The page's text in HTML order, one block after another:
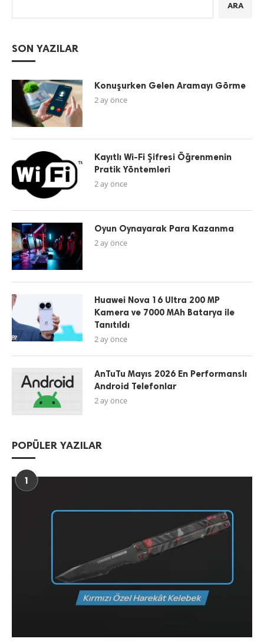
ARA
SON YAZILAR
Konuşurken Gelen Aramayı Görme
2 ay önce
Kayıtlı Wi-Fi Şifresi Öğrenmenin
Pratik Yöntemleri
2 ay önce
Oyun Oynayarak Para Kazanma
2 ay önce
Huawei Nova 16 Ultra 200 MP
Kamera ve 7000 MAh Batarya ile
Tanıtıldı
2 ay önce
AnTuTu Mayıs 2026 En Performanslı
Android Telefonlar
2 ay önce
POPÜLER YAZILAR
1